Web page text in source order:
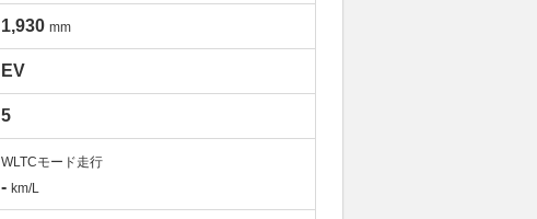
1,930 mm
EV
5
WLTCモード走行
- km/L